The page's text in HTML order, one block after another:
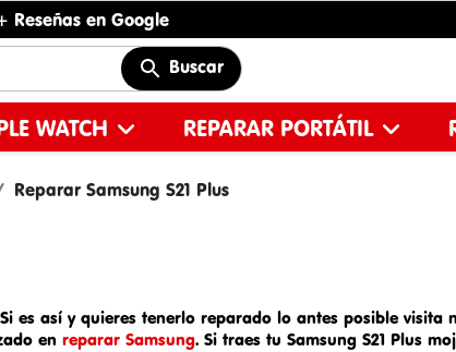
Reseñas en Google
Buscar
WATCH REPARAR PORTÁTIL
Reparar Samsung S21 Plus
es así y quieres tenerlo reparado lo antes posible visita
en reparar Samsung. Si traes tu Samsung S21 Plus